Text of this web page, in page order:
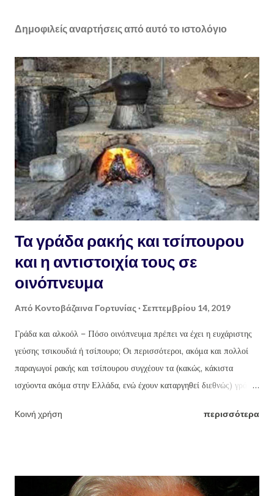
Δημοφιλείς αναρτήσεις από αυτό το ιστολόγιο
Τα γράδα ρακής και τσίπουρου
και η αντιστοιχία τους σε
οινόπνευμα
Από Κοντοβάζαινα Γορτυνίας Σεπτεμβρίου 14, 2019
Γράδα και αλκοόλ – Πόσο οινόπνευμα πρέπει να έχει η ευχάριστης
γεύσης τσικουδιά ή τσίπουρο; Οι περισσότεροι, ακόμα και πολλοί
παραγωγοί ρακής και τσίπουρου συγχέουν τα (κακώς, κάκιστα
ισχύοντα ακόμα στην Ελλάδα, ενώ έχουν καταργηθεί διεθνώς) γράδα
αγνοούν ότι βγάζοντας π.χ. ως συνήθως (κακώς) 18 γράδα την ρακή,
τσικουδιά δεν πρέπει να ξεπερνά τους 37-39 το πολύ βαθμούς
Κοινή χρήση περισσότερα